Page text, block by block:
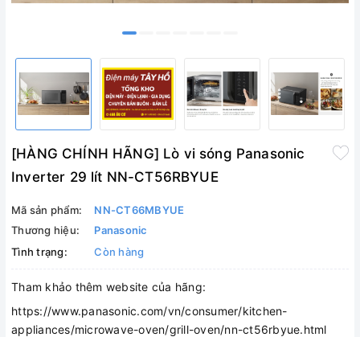
[HÀNG CHÍNH HÃNG] Lò vi sóng Panasonic
Inverter 29 lít NN-CT56RBYUE
Mã sản phẩm:
NN-CT66MBYUE
Thương hiệu:
Panasonic
Tình trạng:
Còn hàng
Tham khảo thêm website của hãng:
https://www.panasonic.com/vn/consumer/kitchen-
appliances/microwave-oven/grill-oven/nn-ct56rbyue.html